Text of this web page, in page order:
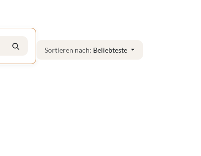
Sortieren nach: Beliebteste